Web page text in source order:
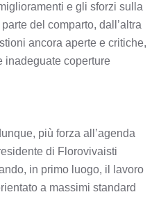
e gli sforzi sulla
del comparto, dall’altra
ancora aperte e critiche,
inadeguate coperture
più forza all’agenda
di Florovivaisti
in primo luogo, il lavoro
a massimi standard